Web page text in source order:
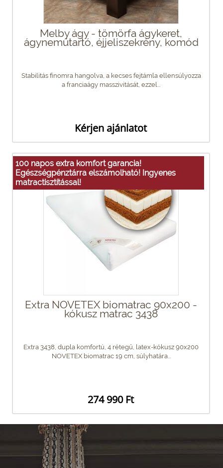
Melby ágy - tömörfa ágykeret,
ágyneműtartó, éjjeliszekrény, komód
Stabilitás finomra hangolva, a kecses fejtámla ellensúlyozza
a franciaágy masszivitását, ezzel...
Kérjen ajánlatot
100 napos extra komfort garancia!
Egészségpénztárra elszámolható! Ingyenes
matractisztítással!
Extra NOVETEX biomatrac 90x200 -
kókusz matrac 3438
Extra 3438, dupla komfortú, 4 rétegű, latex-kókusz 90x200
NOVETEX biomatrac 19 cm, súlyhatára...
274 990 Ft